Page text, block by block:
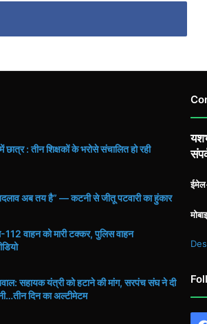
छात्र : तीन शिक्षकों के भरोसे संचालित हो रही
अब तय है” — कटनी से जीतू पटवारी का हुंकार
वाहन को मारी टक्कर, पुलिस वाहन
सहायक यंत्री को हटाने की मांग, सरपंच संघ ने दी
दिन का अल्टीमेटम